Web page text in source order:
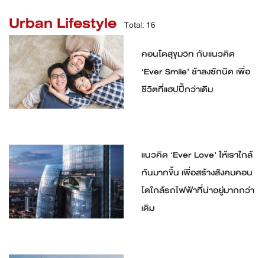
Urban Lifestyle Total: 16
คอนโดสุขุมวิท กับแนวคิด
‘Ever Smile’ ช้าลงซักนิด เพื่อ
ชีวิตที่แฮปปี้กว่าเดิม
แนวคิด ‘Ever Love’ ให้เราใกล้
กันมากขึ้น เพื่อสร้างสังคมคอน
โดใกล้รถไฟฟ้าที่น่าอยู่มากกว่า
เดิม